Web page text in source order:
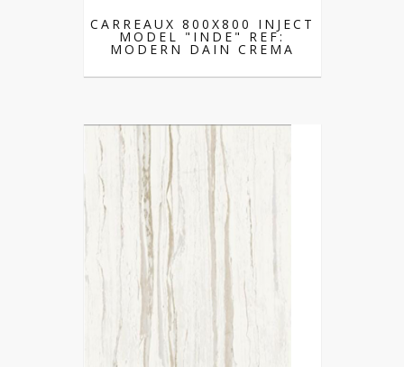
CARREAUX 800X800 INJECT
MODEL "INDE" REF:
MODERN DAIN CREMA